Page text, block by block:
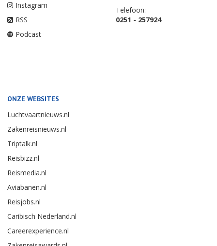
Instagram
RSS
Podcast
Telefoon:
0251 - 257924
ONZE WEBSITES
Luchtvaartnieuws.nl
Zakenreisnieuws.nl
Triptalk.nl
Reisbizz.nl
Reismedia.nl
Aviabanen.nl
Reisjobs.nl
Caribisch Nederland.nl
Careerexperience.nl